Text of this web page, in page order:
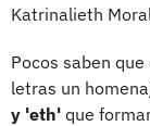
Katrinalieth
Pocos saben
letras un
y 'eth' que